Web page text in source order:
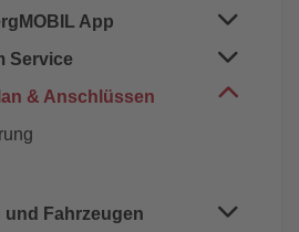
Job
Nürnberg-Pass
Bus
App
NürnbergMOBIL
Service
& Anschlüssen
und Fahrzeugen